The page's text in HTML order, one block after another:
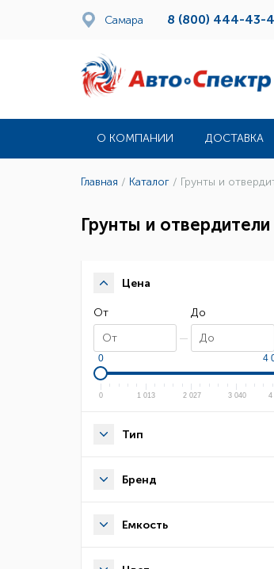
Самара 8 (800) 444-43-
О КОМПАНИИ ДОСТАВКА
Главная / Каталог / Грунты и
Грунты и
Цена
От До
0 4
0 1 013 2 027 3 040 4
Тип
Бренд
Емкость